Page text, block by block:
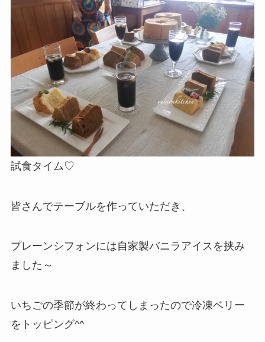
試食タイム♡
皆さんでテーブルを作っていただき、
プレーンシフォンには自家製バニラアイスを挟み
ました～
いちごの季節が終わってしまったので冷凍ベリー
をトッピング^^